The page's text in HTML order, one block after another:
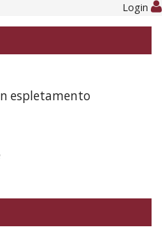
Login
espletamento